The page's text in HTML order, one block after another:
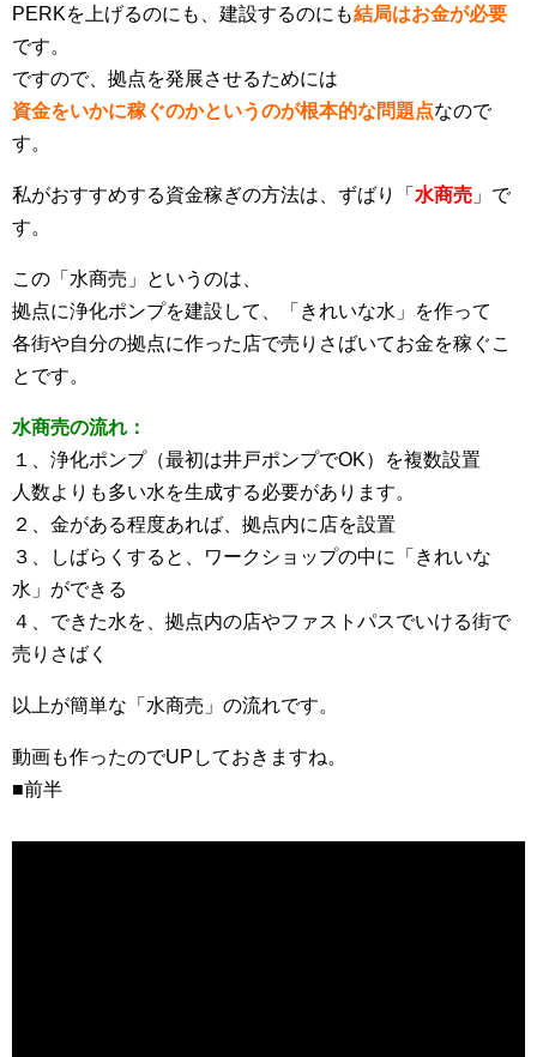
PERKを上げるのにも、建設するのにも結局はお金が必要
です。
ですので、拠点を発展させるためには
資金をいかに稼ぐのかというのが根本的な問題点なので
す。
私がおすすめする資金稼ぎの方法は、ずばり「 水商売 」で
す。
この「水商売」というのは、
拠点に浄化ポンプを建設して、「きれいな水」を作って
各街や自分の拠点に作った店で売りさばいてお金を稼ぐこ
とです。
水商売の流れ：
１、浄化ポンプ（最初は井戸ポンプでOK）を複数設置
人数よりも多い水を生成する必要があります。
２、金がある程度あれば、拠点内に店を設置
３、しばらくすると、ワークショップの中に「きれいな
水」ができる
４、できた水を、拠点内の店やファストパスでいける街で
売りさばく
以上が簡単な「水商売」の流れです。
動画も作ったのでUPしておきますね。
■前半